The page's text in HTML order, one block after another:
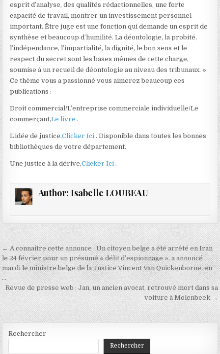
esprit d’analyse, des qualités rédactionnelles, une forte
capacité de travail, montrer un investissement personnel
important. Être juge est une fonction qui demande un esprit de
synthèse et beaucoup d’humilité. La déontologie, la probité,
l’indépendance, l’impartialité, la dignité, le bon sens et le
respect du secret sont les bases mêmes de cette charge,
soumise à un recueil de déontologie au niveau des tribunaux. »
Ce thème vous a passionné vous aimerez beaucoup ces
publications :
Droit commercial/L’entreprise commerciale individuelle/Le
commerçant,Le livre .
L’idée de justice,Clicker Ici . Disponible dans toutes les bonnes
bibliothèques de votre département.
Une justice à la dérive,Clicker Ici .
Author: Isabelle LOUBEAU
Navigation
de
l’article
← A connaître cette annonce : Un citoyen belge a été arrêté en Iran
le 24 février pour un présumé « délit d’espionnage », a annoncé
mardi le ministre belge de la Justice Vincent Van Quickenborne, en
…
Revue de presse web : Jan, un ancien avocat, retrouvé mort dans sa
voiture à Molenbeek →
Rechercher
Rechercher